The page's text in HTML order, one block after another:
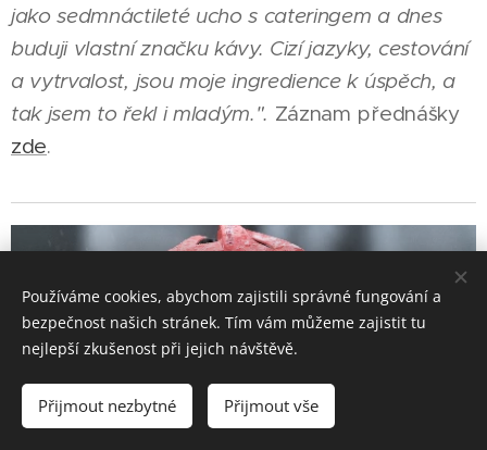
jako sedmnáctileté ucho s cateringem a dnes
buduji vlastní značku kávy. Cizí jazyky, cestování
a vytrvalost, jsou moje ingredience k úspěch, a
tak jsem to řekl i mladým.". Záznam přednášky
zde.
Používáme cookies, abychom zajistili správné fungování a
bezpečnost našich stránek. Tím vám můžeme zajistit tu
nejlepší zkušenost při jejich návštěvě.
Přijmout nezbytné Přijmout vše